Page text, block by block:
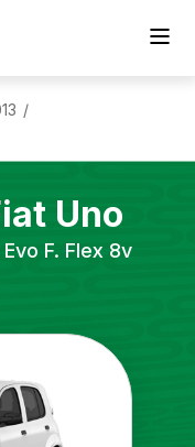
/
Uno
F. Flex 8v